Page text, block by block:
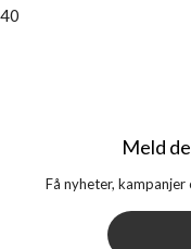
40
Meld
Få nyheter,